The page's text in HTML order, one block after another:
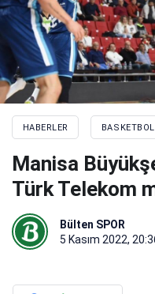
HABERLER BASKETBOL
Manisa
Türk Telekom
Bülten SPOR
5 Kasım 2022,